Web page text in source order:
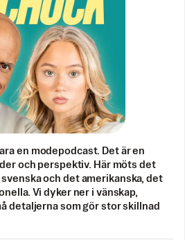
en modepodcast. Det är en
och perspektiv. Här möts det
och det amerikanska, det
Vi dyker ner i vänskap,
detaljerna som gör stor skillnad